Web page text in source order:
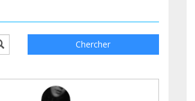
Chercher